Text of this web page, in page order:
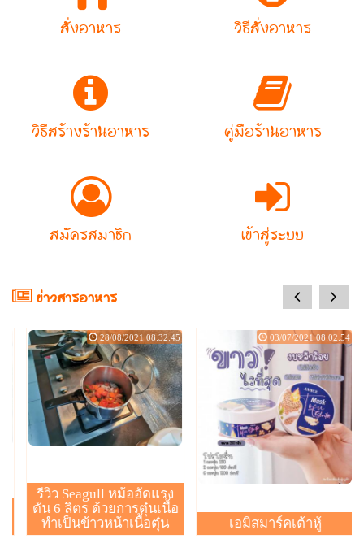
สั่งอาหาร วิธีสั่งอาหาร
วิธีสร้างร้านอาหาร คู่มือร้านอาหาร
สมัครสมาชิก เข้าสู่ระบบ
ข่าวสารอาหาร
รีวิว Seagull หม้ออัดแรง
ดัน 6 ลิตร ด้วยการตุ๋นเนื้อ
ทำเป็นข้าวหน้าเนื้อตุ๋น
28/08/2021 08:32:45
เอมิสมาร์คเต้าหู้
03/07/2021 08:02:54
prev next